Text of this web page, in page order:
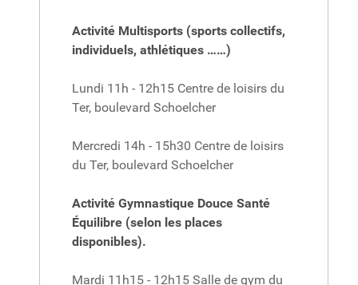
Activité Multisports (sports collectifs,
individuels, athlétiques ……)
Lundi 11h - 12h15 Centre de loisirs du
Ter, boulevard Schoelcher
Mercredi 14h - 15h30 Centre de loisirs
du Ter, boulevard Schoelcher
Activité Gymnastique Douce Santé
Équilibre (selon les places
disponibles).
Mardi 11h15 - 12h15 Salle de gym du